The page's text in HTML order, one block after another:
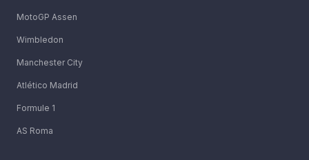
MotoGP Assen
Wimbledon
Manchester City
Atlético Madrid
Formule 1
AS Roma